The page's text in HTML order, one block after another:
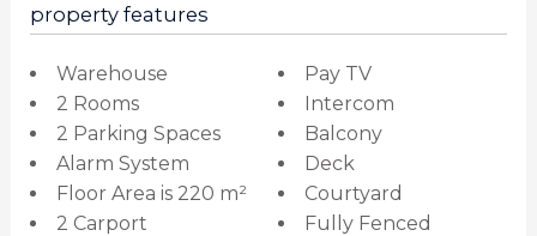
property features
Warehouse
2 Rooms
2 Parking Spaces
Alarm System
Floor Area is 220 m²
2 Carport
Pay TV
Intercom
Balcony
Deck
Courtyard
Fully Fenced